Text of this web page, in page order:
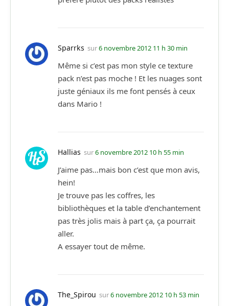
Sparrks sur6 novembre 2012 11 h 30 min
Même si c’est pas mon style ce texture
pack n’est pas moche ! Et les nuages sont
juste géniaux ils me font pensés à ceux
dans Mario !
Hallias sur6 novembre 2012 10 h 55 min
J’aime pas…mais bon c’est que mon avis,
hein!
Je trouve pas les coffres, les
bibliothèques et la table d’enchantement
pas très jolis mais à part ça, ça pourrait
aller.
A essayer tout de même.
The_Spirou sur6 novembre 2012 10 h 53 min